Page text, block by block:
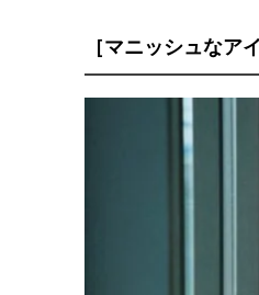
［マニッシュなア